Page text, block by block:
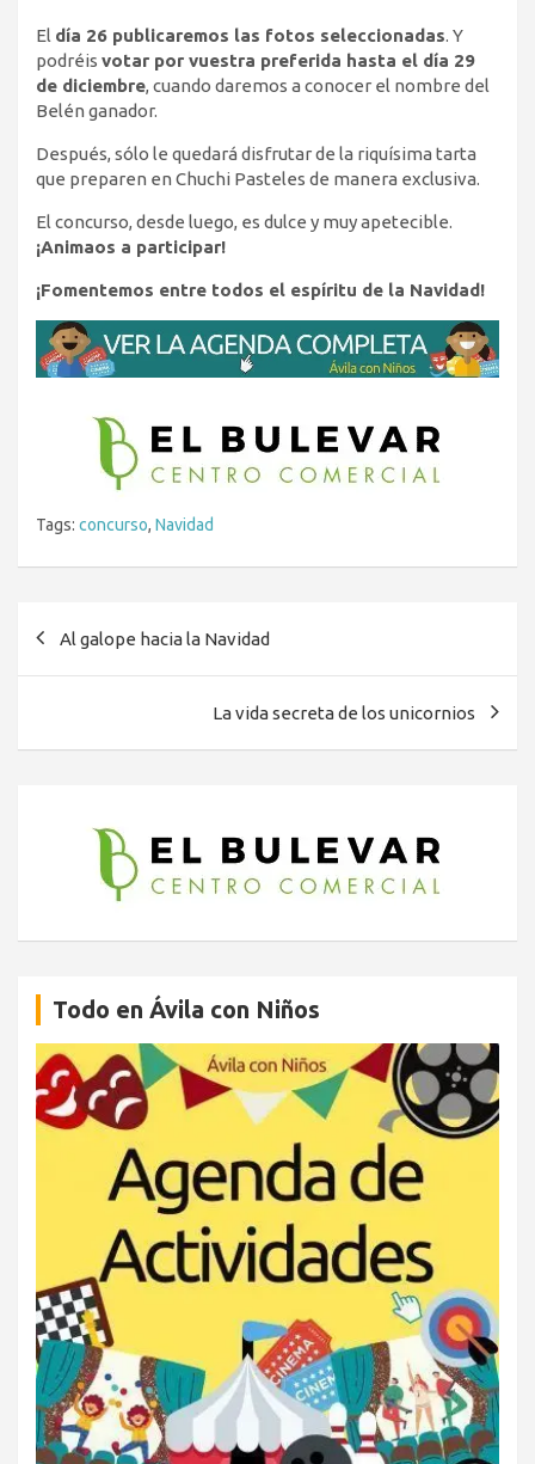
El día 26 publicaremos las fotos seleccionadas. Y
podréis votar por vuestra preferida hasta el día 29
de diciembre, cuando daremos a conocer el nombre del
Belén ganador.
Después, sólo le quedará disfrutar de la riquísima tarta
que preparen en Chuchi Pasteles de manera exclusiva.
El concurso, desde luego, es dulce y muy apetecible.
¡Animaos a participar!
¡Fomentemos entre todos el espíritu de la Navidad!
Tags: concurso, Navidad
Al galope hacia la Navidad
La vida secreta de los unicornios
Todo en Ávila con Niños